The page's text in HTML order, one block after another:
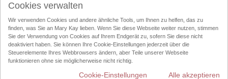
Nutzungsbedingungen Datenschutzrichtlinien
Über den Direktvertrieb
Entsorgung
InTouch Schönheits-Consultant finden
Mary Kay weltweit
Cookies verwalten
Wir verwenden Cookies und andere ähnliche Tools, um Ihnen zu helfen, das zu
finden, was Sie an Mary Kay lieben. Wenn Sie diese Webseite weiter nutzen, stimmen
Sie der Verwendung von Cookies auf Ihrem Endgerät zu, sofern Sie diese nicht
deaktiviert haben. Sie können Ihre Cookie-Einstellungen jederzeit über die
Steuerelemente Ihres Webbrowsers ändern, aber Teile unserer Webseite
funktionieren ohne sie möglicherweise nicht richtig.
Alle akzeptieren
Cookie-Einstellungen